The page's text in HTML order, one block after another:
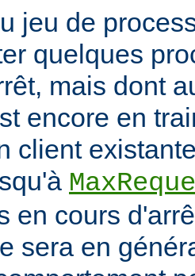
jeu de
quelques
mais dont
encore en
client
en cours
sera en